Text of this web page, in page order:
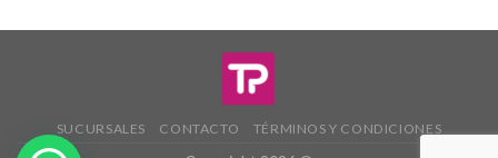
SUCURSALES CONTACTO TÉRMINOS Y CONDICIONES